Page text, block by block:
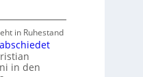
in Ruhestand
in den